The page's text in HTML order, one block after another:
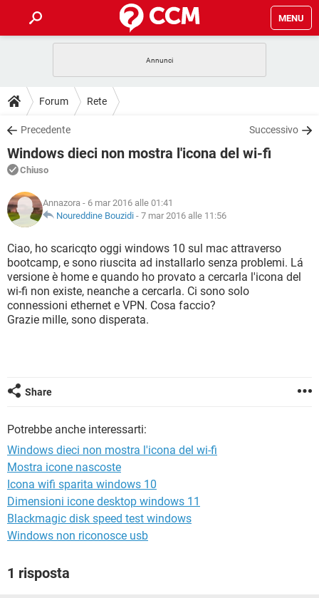
MENU
INTRATTENIMENTO
iOS
INSTAGRAM WHATSAPP
TIKTOK
HARDWARE
GUIDE
COVID-19
iOS
INSTAGRAM
TIKTOK FACEBOOK
DOWNLOAD
COVID-19 GAMING
INTRATTENIMENTO
iOS WINDOWS 10
INSTAGRAM
TIKTOK FACEBOOK
HARDWARE
FORUM
COVID-19
INTRATTENIMENTO ANDROID
INSTAGRAM WHATSAPP
TIKTOK FACEBOOK
HARDWARE
GLOSSARIO
COVID-19
INTRATTENIMENTO ANDROID
iOS WINDOWS 10
INSTAGRAM WHATSAPP
TIKTOK
Forum Rete
Precedente Successivo
Windows dieci non mostra l'icona del wi-fi
Chiuso
Annazora - 6 mar 2016 alle 01:41
Noureddine Bouzidi - 7 mar 2016 alle 11:56
Ciao, ho scaricqto oggi windows 10 sul mac attraverso
bootcamp, e sono riuscita ad installarlo senza problemi. Lá
versione è home e quando ho provato a cercarla l'icona del
wi-fi non existe, neanche a cercarla. Ci sono solo
connessioni ethernet e VPN. Cosa faccio?
Grazie mille, sono disperata.
Share
Potrebbe anche interessarti:
Windows dieci non mostra l'icona del wi-fi
Mostra icone nascoste
Icona wifi sparita windows 10
Dimensioni icone desktop windows 11
Blackmagic disk speed test windows
Windows non riconosce usb
1 risposta